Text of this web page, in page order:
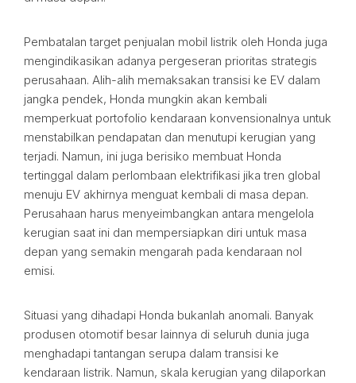
Pembatalan target penjualan mobil listrik oleh Honda juga
mengindikasikan adanya pergeseran prioritas strategis
perusahaan. Alih-alih memaksakan transisi ke EV dalam
jangka pendek, Honda mungkin akan kembali
memperkuat portofolio kendaraan konvensionalnya untuk
menstabilkan pendapatan dan menutupi kerugian yang
terjadi. Namun, ini juga berisiko membuat Honda
tertinggal dalam perlombaan elektrifikasi jika tren global
menuju EV akhirnya menguat kembali di masa depan.
Perusahaan harus menyeimbangkan antara mengelola
kerugian saat ini dan mempersiapkan diri untuk masa
depan yang semakin mengarah pada kendaraan nol
emisi.
Situasi yang dihadapi Honda bukanlah anomali. Banyak
produsen otomotif besar lainnya di seluruh dunia juga
menghadapi tantangan serupa dalam transisi ke
kendaraan listrik. Namun, skala kerugian yang dilaporkan